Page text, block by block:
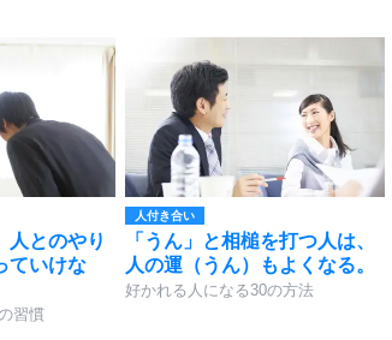
人とのやり
ていけな
習慣
人付き合い
「うん」と相槌を打つ人は、
人の運（うん）もよくなる。
好かれる人になる30の方法